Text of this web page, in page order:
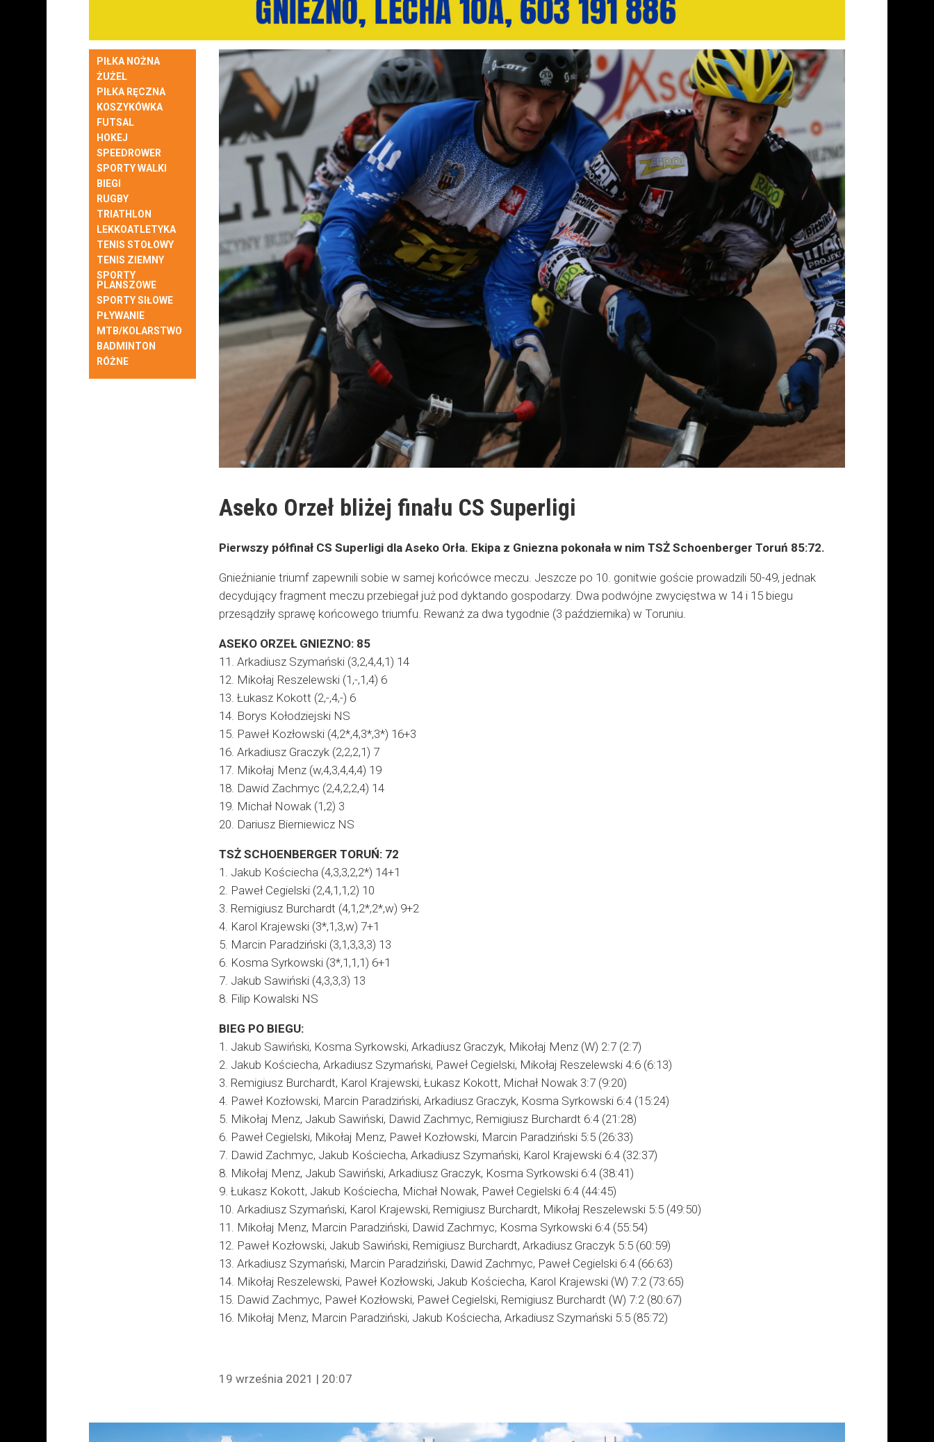
PIŁKA NOŻNA
ŻUŻEL
PIŁKA RĘCZNA
KOSZYKÓWKA
FUTSAL
HOKEJ
SPEEDROWER
SPORTY WALKI
BIEGI
RUGBY
TRIATHLON
LEKKOATLETYKA
TENIS STOŁOWY
TENIS ZIEMNY
SPORTY
PLANSZOWE
SPORTY SIŁOWE
PŁYWANIE
MTB/KOLARSTWO
BADMINTON
RÓŻNE
Aseko Orzeł bliżej finału CS Superligi
Pierwszy półfinał CS Superligi dla Aseko Orła. Ekipa z Gniezna pokonała w nim TSŻ Schoenberger Toruń 85:72.
Gnieźnianie triumf zapewnili sobie w samej końcówce meczu. Jeszcze po 10. gonitwie goście prowadzili 50-49, jednak
decydujący fragment meczu przebiegał już pod dyktando gospodarzy. Dwa podwójne zwycięstwa w 14 i 15 biegu
przesądziły sprawę końcowego triumfu. Rewanż za dwa tygodnie (3 października) w Toruniu.
ASEKO ORZEŁ GNIEZNO: 85
11. Arkadiusz Szymański (3,2,4,4,1) 14
12. Mikołaj Reszelewski (1,-,1,4) 6
13. Łukasz Kokott (2,-,4,-) 6
14. Borys Kołodziejski NS
15. Paweł Kozłowski (4,2*,4,3*,3*) 16+3
16. Arkadiusz Graczyk (2,2,2,1) 7
17. Mikołaj Menz (w,4,3,4,4,4) 19
18. Dawid Zachmyc (2,4,2,2,4) 14
19. Michał Nowak (1,2) 3
20. Dariusz Bierniewicz NS
TSŻ SCHOENBERGER TORUŃ: 72
1. Jakub Kościecha (4,3,3,2,2*) 14+1
2. Paweł Cegielski (2,4,1,1,2) 10
3. Remigiusz Burchardt (4,1,2*,2*,w) 9+2
4. Karol Krajewski (3*,1,3,w) 7+1
5. Marcin Paradziński (3,1,3,3,3) 13
6. Kosma Syrkowski (3*,1,1,1) 6+1
7. Jakub Sawiński (4,3,3,3) 13
8. Filip Kowalski NS
BIEG PO BIEGU:
1. Jakub Sawiński, Kosma Syrkowski, Arkadiusz Graczyk, Mikołaj Menz (W) 2:7 (2:7)
2. Jakub Kościecha, Arkadiusz Szymański, Paweł Cegielski, Mikołaj Reszelewski 4:6 (6:13)
3. Remigiusz Burchardt, Karol Krajewski, Łukasz Kokott, Michał Nowak 3:7 (9:20)
4. Paweł Kozłowski, Marcin Paradziński, Arkadiusz Graczyk, Kosma Syrkowski 6:4 (15:24)
5. Mikołaj Menz, Jakub Sawiński, Dawid Zachmyc, Remigiusz Burchardt 6:4 (21:28)
6. Paweł Cegielski, Mikołaj Menz, Paweł Kozłowski, Marcin Paradziński 5:5 (26:33)
7. Dawid Zachmyc, Jakub Kościecha, Arkadiusz Szymański, Karol Krajewski 6:4 (32:37)
8. Mikołaj Menz, Jakub Sawiński, Arkadiusz Graczyk, Kosma Syrkowski 6:4 (38:41)
9. Łukasz Kokott, Jakub Kościecha, Michał Nowak, Paweł Cegielski 6:4 (44:45)
10. Arkadiusz Szymański, Karol Krajewski, Remigiusz Burchardt, Mikołaj Reszelewski 5:5 (49:50)
11. Mikołaj Menz, Marcin Paradziński, Dawid Zachmyc, Kosma Syrkowski 6:4 (55:54)
12. Paweł Kozłowski, Jakub Sawiński, Remigiusz Burchardt, Arkadiusz Graczyk 5:5 (60:59)
13. Arkadiusz Szymański, Marcin Paradziński, Dawid Zachmyc, Paweł Cegielski 6:4 (66:63)
14. Mikołaj Reszelewski, Paweł Kozłowski, Jakub Kościecha, Karol Krajewski (W) 7:2 (73:65)
15. Dawid Zachmyc, Paweł Kozłowski, Paweł Cegielski, Remigiusz Burchardt (W) 7:2 (80:67)
16. Mikołaj Menz, Marcin Paradziński, Jakub Kościecha, Arkadiusz Szymański 5:5 (85:72)
19 września 2021 | 20:07